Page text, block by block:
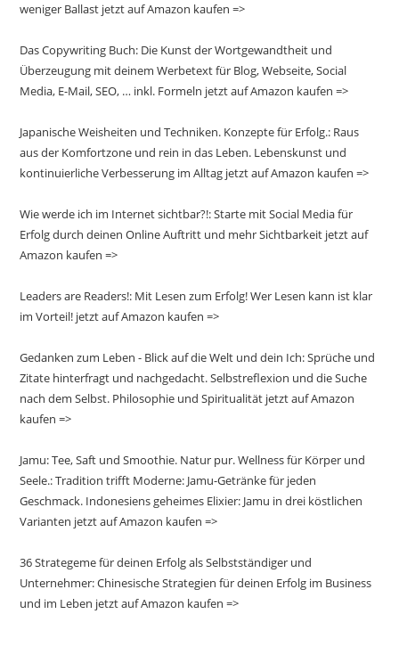
weniger Ballast jetzt auf Amazon kaufen =>
Das Copywriting Buch: Die Kunst der Wortgewandtheit und
Überzeugung mit deinem Werbetext für Blog, Webseite, Social
Media, E-Mail, SEO, … inkl. Formeln jetzt auf Amazon kaufen =>
Japanische Weisheiten und Techniken. Konzepte für Erfolg.: Raus
aus der Komfortzone und rein in das Leben. Lebenskunst und
kontinuierliche Verbesserung im Alltag jetzt auf Amazon kaufen =>
Wie werde ich im Internet sichtbar?!: Starte mit Social Media für
Erfolg durch deinen Online Auftritt und mehr Sichtbarkeit jetzt auf
Amazon kaufen =>
Leaders are Readers!: Mit Lesen zum Erfolg! Wer Lesen kann ist klar
im Vorteil! jetzt auf Amazon kaufen =>
Gedanken zum Leben - Blick auf die Welt und dein Ich: Sprüche und
Zitate hinterfragt und nachgedacht. Selbstreflexion und die Suche
nach dem Selbst. Philosophie und Spiritualität jetzt auf Amazon
kaufen =>
Jamu: Tee, Saft und Smoothie. Natur pur. Wellness für Körper und
Seele.: Tradition trifft Moderne: Jamu-Getränke für jeden
Geschmack. Indonesiens geheimes Elixier: Jamu in drei köstlichen
Varianten jetzt auf Amazon kaufen =>
36 Strategeme für deinen Erfolg als Selbstständiger und
Unternehmer: Chinesische Strategien für deinen Erfolg im Business
und im Leben jetzt auf Amazon kaufen =>